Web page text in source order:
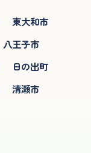
東大和市
八王子市
日の出町
清瀬市